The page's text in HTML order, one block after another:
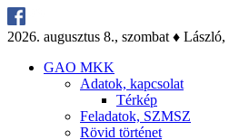
2026. au­gusz­tus 8., szom­bat ♦
GAO MKK
Ada­tok, kap­cso­lat
Tér­kép
Fel­ada­tok, SZMSZ
Rö­vid tör­té­net